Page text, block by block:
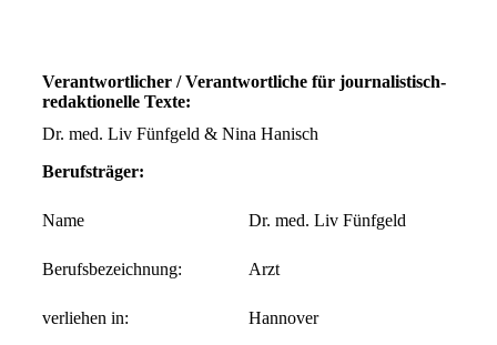
Verantwortlicher / Verantwortliche für journalistisch-
redaktionelle Texte:
Dr. med. Liv Fünfgeld & Nina Hanisch
Berufsträger:
Name Dr. med. Liv Fünfgeld
Berufsbezeichnung: Arzt
verliehen in: Hannover